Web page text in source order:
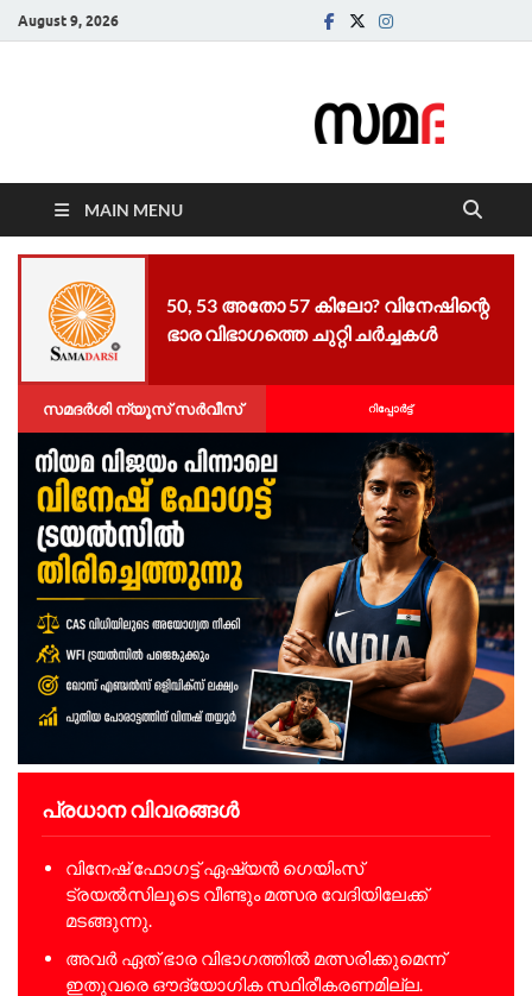
August 9, 2026
MAIN MENU
50, 53 അതോ 57 കിലോ? വിനേഷിന്റെ
ഭാര വിഭാഗത്തെ ചുറ്റി ചർച്ചകൾ
സമദർശി ന്യൂസ് സർവീസ് റിപ്പോര്‍ട്ട്
പ്രധാന വിവരങ്ങൾ
വിനേഷ് ഫോഗട്ട് ഏഷ്യൻ ഗെയിംസ്
ട്രയൽസിലൂടെ വീണ്ടും മത്സര വേദിയിലേക്ക്
മടങ്ങുന്നു.
അവർ ഏത് ഭാര വിഭാഗത്തിൽ മത്സരിക്കുമെന്ന്
ഇതുവരെ ഔദ്യോഗിക സ്ഥിരീകരണമില്ല.